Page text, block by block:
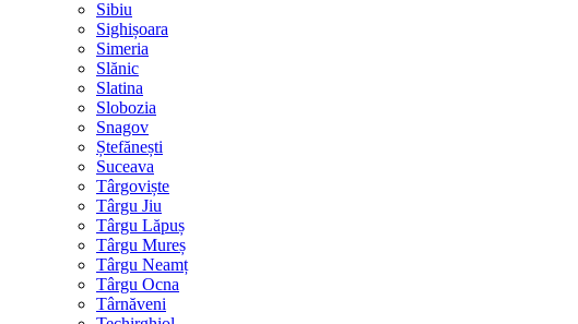
Sibiu
Sighișoara
Simeria
Slănic
Slatina
Slobozia
Snagov
Ștefănești
Suceava
Târgoviște
Târgu Jiu
Târgu Lăpuș
Târgu Mureș
Târgu Neamț
Târgu Ocna
Târnăveni